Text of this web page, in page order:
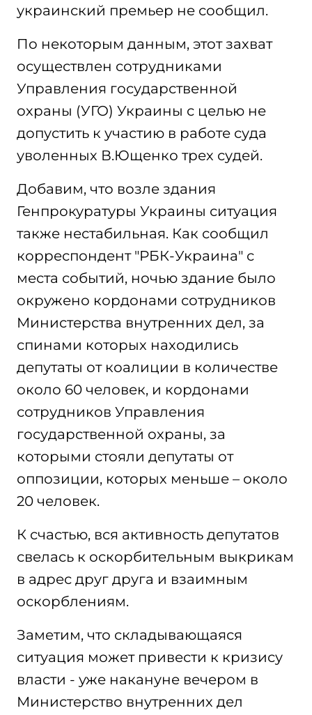
украинский премьер не сообщил.
По некоторым данным, этот захват
осуществлен сотрудниками
Управления государственной
охраны (УГО) Украины с целью не
допустить к участию в работе суда
уволенных В.Ющенко трех судей.
Добавим, что возле здания
Генпрокуратуры Украины ситуация
также нестабильная. Как сообщил
корреспондент "РБК-Украина" с
места событий, ночью здание было
окружено кордонами сотрудников
Министерства внутренних дел, за
спинами которых находились
депутаты от коалиции в количестве
около 60 человек, и кордонами
сотрудников Управления
государственной охраны, за
которыми стояли депутаты от
оппозиции, которых меньше – около
20 человек.
К счастью, вся активность депутатов
свелась к оскорбительным выкрикам
в адрес друг друга и взаимным
оскорблениям.
Заметим, что складывающаяся
ситуация может привести к кризису
власти - уже накануне вечером в
Министерство внутренних дел